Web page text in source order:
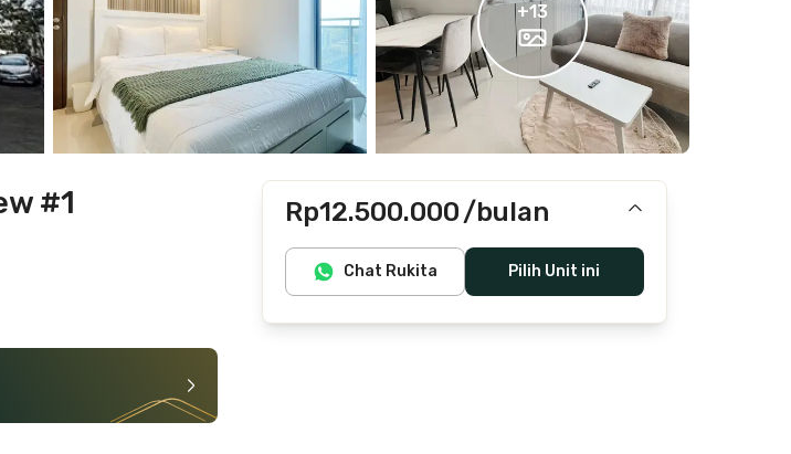
+13
#1 Rp12.500.000/bulan
Termasuk IPL, air, laundry, cleaning
Tidak termasuk internet/wifi, listrik
Chat Rukita Pilih Unit ini